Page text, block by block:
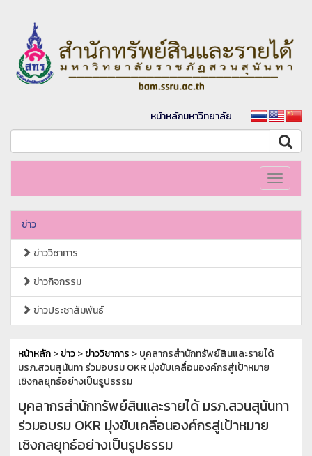
หน้าหลักมหาวิทยาลัย
Toggle
ข่าว
ข่าววิชาการ
ข่าวกิจกรรม
ข่าวประชาสัมพันธ์
หน้าหลัก>ข่าว>ข่าววิชาการ > บุคลากรสำนักทรัพย์สินและรายได้
มรภ.สวนสุนันทา ร่วมอบรม OKR มุ่งขับเคลื่อนองค์กรสู่เป้าหมาย
เชิงกลยุทธ์อย่างเป็นรูปธรรม
บุคลากรสำนักทรัพย์สินและรายได้ มรภ.สวนสุนันทา
ร่วมอบรม OKR มุ่งขับเคลื่อนองค์กรสู่เป้าหมาย
เชิงกลยุทธ์อย่างเป็นรูปธรรม